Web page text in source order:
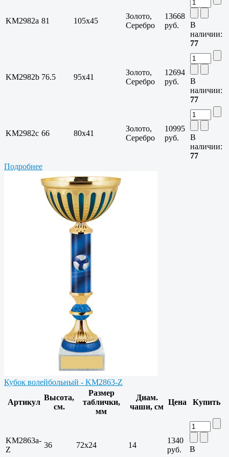
KM2982a 81 105х45
Золото,
Серебро
13668
руб.
В
наличии:
77
KM2982b 76.5 95х41
Золото,
Серебро
12694
руб.
В
наличии:
77
KM2982c 66 80х41
Золото,
Серебро
10995
руб.
В
наличии:
77
Подробнее
Кубок волейбольный - KM2863-Z
Артикул
Высота,
см.
Размер
таблички,
мм
Диам.
чаши, см
Цена Купить
KM2863a-
Z
36 72х24 14
1340
руб.
В